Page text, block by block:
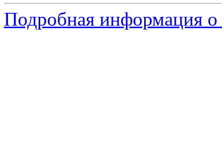
Подробная информация о